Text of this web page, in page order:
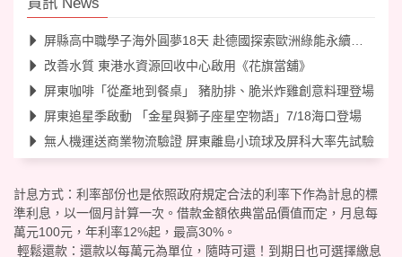
屏縣高中職學子海外圓夢18天 赴德國探索歐洲綠能永續工業
改善水質 東港水資源回收中心啟用《花旗當舖》
屏東咖啡「從產地到餐桌」 豬肋排、脆米炸雞創意料理登場
屏東追星季啟動 「金星與獅子座星空物語」7/18海口登場
無人機運送商業物流驗證 屏東離島小琉球及屏科大率先試驗
計息方式：利率部份也是依照政府規定合法的利率下作為計息的標
準利息，以一個月計算一次。借款金額依典當品價值而定，月息每
萬元100元，年利率12%起，最高30%。
輕鬆還款：還款以每萬元為單位，隨時可還！到期日也可選擇繳息